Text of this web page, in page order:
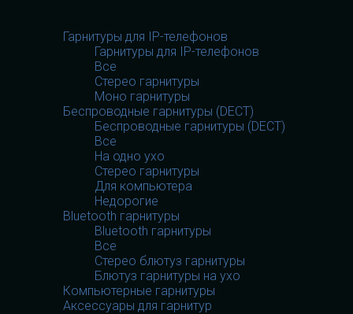
Гарнитуры для IP-телефонов
Гарнитуры для IP-телефонов
Все
Стерео гарнитуры
Моно гарнитуры
Беспроводные гарнитуры (DECT)
Беспроводные гарнитуры (DECT)
Все
На одно ухо
Стерео гарнитуры
Для компьютера
Недорогие
Bluetooth гарнитуры
Bluetooth гарнитуры
Все
Стерео блютуз гарнитуры
Блютуз гарнитуры на ухо
Компьютерные гарнитуры
Аксессуары для гарнитур